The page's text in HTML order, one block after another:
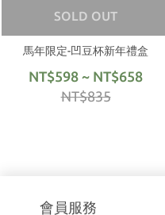
SOLD OUT
馬年限定-凹豆杯新年禮盒
NT$598 ~ NT$658
NT$835
會員服務